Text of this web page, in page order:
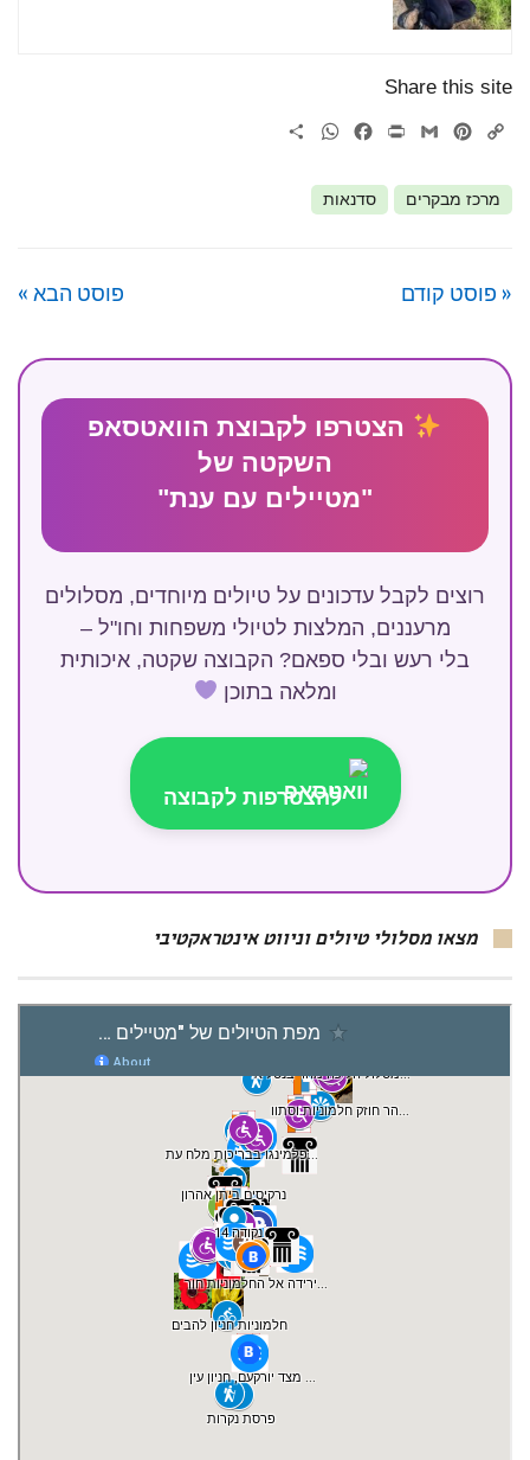
Share this site
Copy
Pinterest
Gmail
Print
Facebook
WhatsApp
מרכז מבקרים סדנאות
« פוסט קודם פוסט הבא »
הצטרפו לקבוצת הוואטסאפ
השקטה של
"מטיילים עם ענת"
רוצים לקבל עדכונים על טיולים מיוחדים, מסלולים
מרעננים, המלצות לטיולי משפחות וחו"ל –
בלי רעש ובלי ספאם? הקבוצה שקטה, איכותית
ומלאה בתוכן
להצטרפות לקבוצה
מצאו מסלולי טיולים וניווט אינטראקטיבי